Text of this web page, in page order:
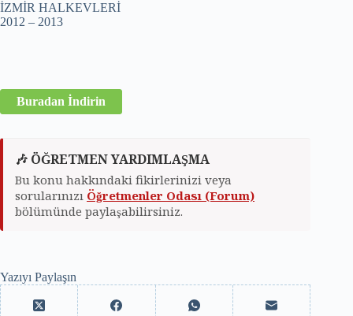
İZMİR HALKEVLERİ
2012 – 2013
Buradan İndirin
🎶 ÖĞRETMEN YARDIMLAŞMA
Bu konu hakkındaki fikirlerinizi veya
sorularınızı Öğretmenler Odası (Forum)
bölümünde paylaşabilirsiniz.
Yazıyı Paylaşın